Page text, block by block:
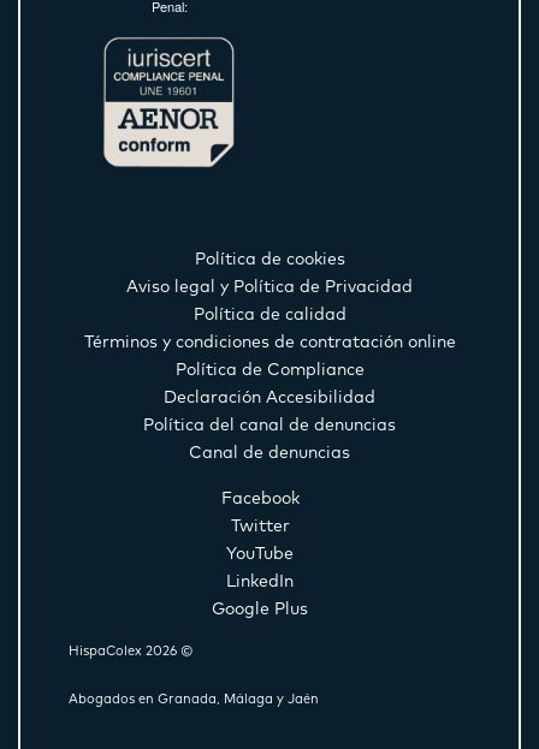
Penal:
Política de cookies
Aviso legal y Política de Privacidad
Política de calidad
Términos y condiciones de contratación online
Política de Compliance
Declaración Accesibilidad
Política del canal de denuncias
Canal de denuncias
Facebook
Twitter
YouTube
LinkedIn
Google Plus
HispaColex 2026 ©
Abogados en Granada, Málaga y Jaén